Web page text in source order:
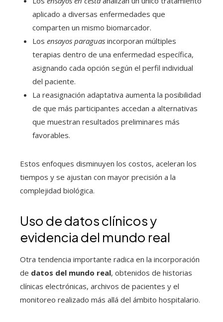
aplicado a diversas enfermedades que
comparten un mismo biomarcador.
Los ensayos paraguas incorporan múltiples
terapias dentro de una enfermedad específica,
asignando cada opción según el perfil individual
del paciente.
La reasignación adaptativa aumenta la posibilidad
de que más participantes accedan a alternativas
que muestran resultados preliminares más
favorables.
Estos enfoques disminuyen los costos, aceleran los
tiempos y se ajustan con mayor precisión a la
complejidad biológica.
Uso de datos clínicos y
evidencia del mundo real
Otra tendencia importante radica en la incorporación
de datos del mundo real, obtenidos de historias
clínicas electrónicas, archivos de pacientes y el
monitoreo realizado más allá del ámbito hospitalario.